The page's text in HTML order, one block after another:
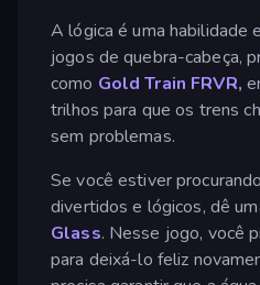
A lógica é uma habilidade
jogos de quebra-cabeça,
como Gold Train FRVR,
trilhos para que os trens
sem problemas.
Se você estiver
divertidos e lógicos, dê
Glass. Nesse jogo, você
para deixá-lo feliz